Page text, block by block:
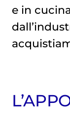
e in